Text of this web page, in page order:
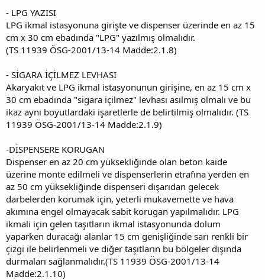
- LPG YAZISI
LPG ikmal istasyonuna girişte ve dispenser üzerinde en az 15
cm x 30 cm ebadında "LPG" yazılmış olmalıdır.
(TS 11939 ÖSG-2001/13-14 Madde:2.1.8)
- SİGARA İÇİLMEZ LEVHASI
Akaryakıt ve LPG ikmal istasyonunun girişine, en az 15 cm x
30 cm ebadında "sigara içilmez" levhası asılmış olmalı ve bu
ikaz aynı boyutlardaki işaretlerle de belirtilmiş olmalıdır. (TS
11939 ÖSG-2001/13-14 Madde:2.1.9)
-DİSPENSERE KORUGAN
Dispenser en az 20 cm yüksekliğinde olan beton kaide
üzerine monte edilmeli ve dispenserlerin etrafına yerden en
az 50 cm yüksekliğinde dispenseri dışarıdan gelecek
darbelerden korumak için, yeterli mukavemette ve hava
akımına engel olmayacak sabit korugan yapılmalıdır. LPG
ikmali için gelen taşıtların ikmal istasyonunda dolum
yaparken duracağı alanlar 15 cm genişliğinde sarı renkli bir
çizgi ile belirlenmeli ve diğer taşıtların bu bölgeler dışında
durmaları sağlanmalıdır.(TS 11939 ÖSG-2001/13-14
Madde:2.1.10)